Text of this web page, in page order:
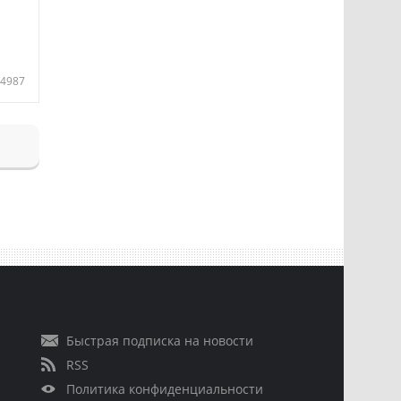
4987
Быстрая подписка на новости
RSS
Политика конфиденциальности